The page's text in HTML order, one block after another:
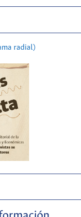
radial)